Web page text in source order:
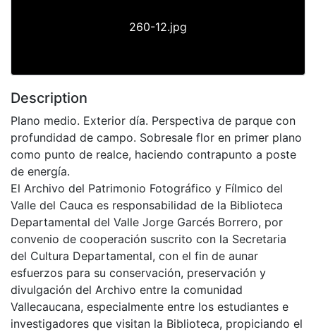
260-12.jpg
Description
Plano medio. Exterior día. Perspectiva de parque con
profundidad de campo. Sobresale flor en primer plano
como punto de realce, haciendo contrapunto a poste
de energía.
El Archivo del Patrimonio Fotográfico y Fílmico del
Valle del Cauca es responsabilidad de la Biblioteca
Departamental del Valle Jorge Garcés Borrero, por
convenio de cooperación suscrito con la Secretaria
del Cultura Departamental, con el fin de aunar
esfuerzos para su conservación, preservación y
divulgación del Archivo entre la comunidad
Vallecaucana, especialmente entre los estudiantes e
investigadores que visitan la Biblioteca, propiciando el